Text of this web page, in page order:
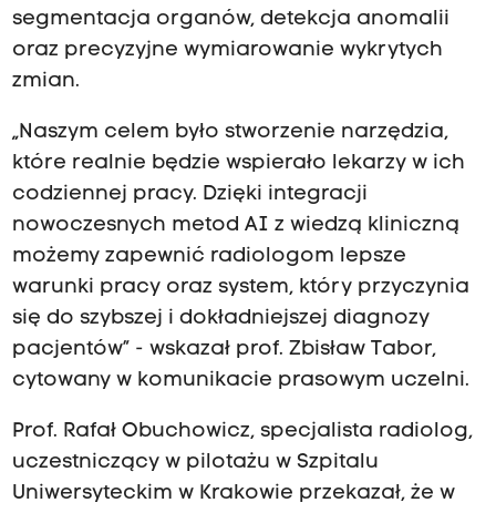
segmentacja organów, detekcja anomalii
oraz precyzyjne wymiarowanie wykrytych
zmian.
„Naszym celem było stworzenie narzędzia,
które realnie będzie wspierało lekarzy w ich
codziennej pracy. Dzięki integracji
nowoczesnych metod AI z wiedzą kliniczną
możemy zapewnić radiologom lepsze
warunki pracy oraz system, który przyczynia
się do szybszej i dokładniejszej diagnozy
pacjentów” - wskazał prof. Zbisław Tabor,
cytowany w komunikacie prasowym uczelni.
Prof. Rafał Obuchowicz, specjalista radiolog,
uczestniczący w pilotażu w Szpitalu
Uniwersyteckim w Krakowie przekazał, że w